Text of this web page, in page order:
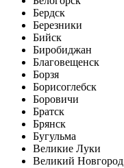
Бердск
Березники
Бийск
Биробиджан
Благовещенск
Борзя
Борисоглебск
Боровичи
Братск
Брянск
Бугульма
Великие Луки
Великий Новгород